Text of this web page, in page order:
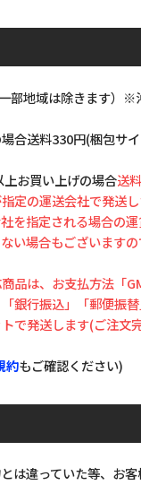
部地域は除きます）※
合送料330円(梱包サ
お買い上げの場合送
定の運送会社で発送
を指定される場合の
い場合もございます
品は、お支払方法「
銀行振込」「郵便振
で発送します(ご注文
約もご確認ください)
は違っていた等、お